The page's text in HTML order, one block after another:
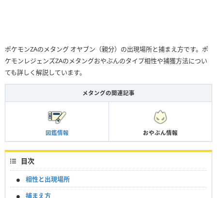
ポケモンZAのメタング オヤブン（親分）の出現場所と捕まえ方です。ポ
ケモンレジェンズZAのメタングおやぶんのタイプ相性や捕獲方法につい
ても詳しく解説しています。
メタングの関連記事
図鑑情報 おやぶん情報
目次
相性と出現場所
捕まえ方